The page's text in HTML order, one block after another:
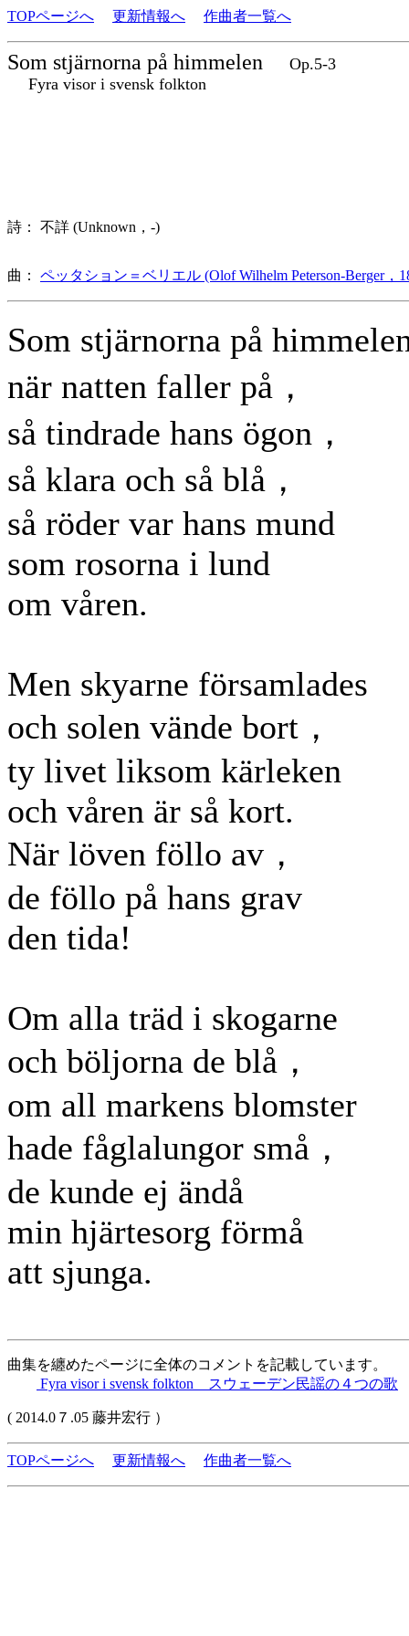
TOPページへ 更新情報へ 作曲者一覧へ
Som stjärnorna på himmelen
Op.5-3
Fyra visor i svensk folkton
詩： 不詳 (Unknown，-)
曲： ペッタション＝ベリエル (Olof Wilhelm Peterson-Berger，
Som stjärnorna på
när natten faller på，
så tindrade hans ögon，
så klara och så blå，
så röder var hans mund
som rosorna i lund
om våren.
Men skyarne församlades
och solen vände bort，
ty livet liksom kärleken
och våren är så kort.
När löven föllo av，
de föllo på hans grav
den tida!
Om alla träd i skogarne
och böljorna de blå，
om all markens blomster
hade fåglalungor små，
de kunde ej ändå
min hjärtesorg förmå
att sjunga.
曲集を纏めたページに全体のコメントを記載しています。
Fyra visor i svensk folkton スウェーデン民謡の４つの歌
( 2014.0７.05 藤井宏行 ）
TOPページへ 更新情報へ 作曲者一覧へ